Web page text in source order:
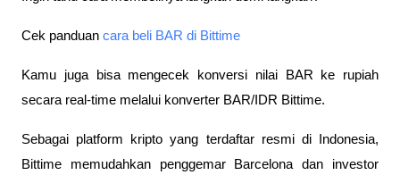
Cek panduan cara beli BAR di Bittime
Kamu juga bisa mengecek konversi nilai BAR ke rupiah
secara real-time melalui konverter BAR/IDR Bittime.
Sebagai platform kripto yang terdaftar resmi di Indonesia,
Bittime memudahkan penggemar Barcelona dan investor